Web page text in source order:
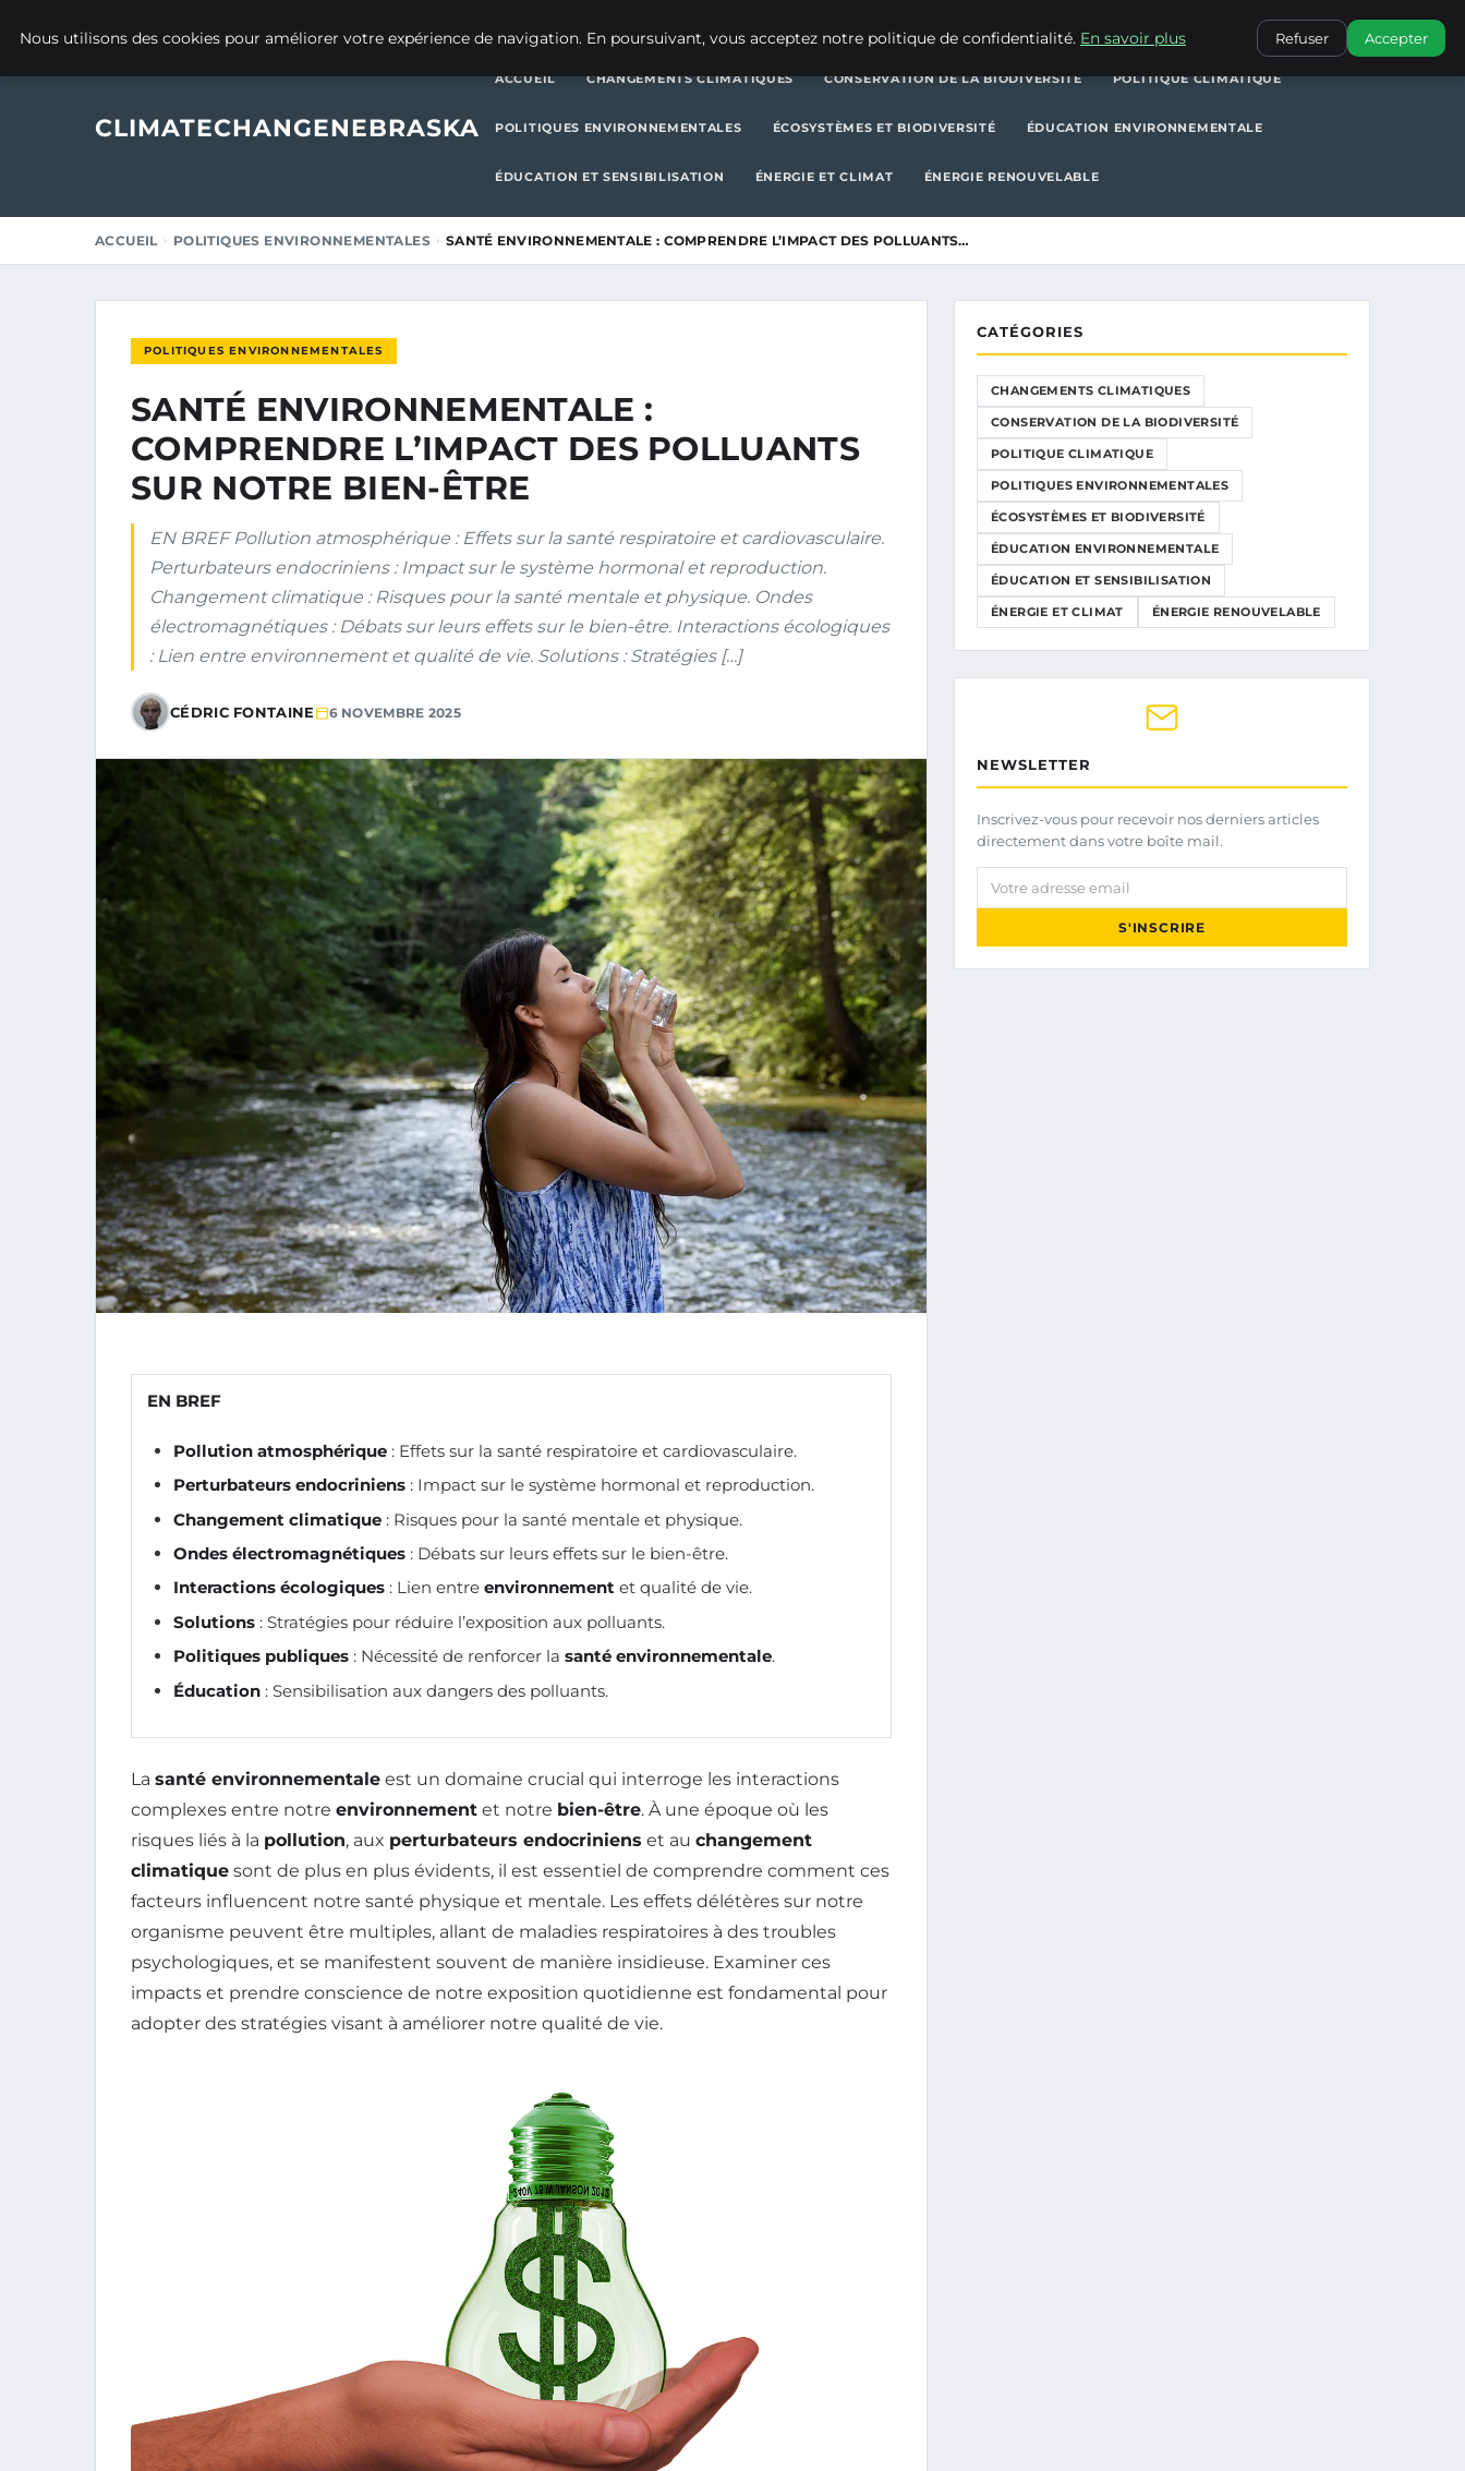
POLITIQUES ENVIRONNEMENTALES
CLIMATECHANGENEBRASKA
ACCUEIL CHANGEMENTS CLIMATIQUES CONSERVATION DE LA BIODIVERSITÉ POLITIQUE CLIMATIQUE
POLITIQUES ENVIRONNEMENTALES ÉCOSYSTÈMES ET BIODIVERSITÉ ÉDUCATION ENVIRONNEMENTALE
ÉDUCATION ET SENSIBILISATION ÉNERGIE ET CLIMAT ÉNERGIE RENOUVELABLE
ACCUEIL POLITIQUES ENVIRONNEMENTALES SANTÉ ENVIRONNEMENTALE : COMPRENDRE L’IMPACT DES POLLUANTS…
POLITIQUES ENVIRONNEMENTALES
SANTÉ ENVIRONNEMENTALE :
COMPRENDRE L’IMPACT DES POLLUANTS
SUR NOTRE BIEN-ÊTRE
EN BREF Pollution atmosphérique : Effets sur la santé respiratoire et cardiovasculaire.
Perturbateurs endocriniens : Impact sur le système hormonal et reproduction.
Changement climatique : Risques pour la santé mentale et physique. Ondes
électromagnétiques : Débats sur leurs effets sur le bien-être. Interactions écologiques
: Lien entre environnement et qualité de vie. Solutions : Stratégies […]
CÉDRIC FONTAINE 6 NOVEMBRE 2025
EN BREF
Pollution atmosphérique : Effets sur la santé respiratoire et cardiovasculaire.
Perturbateurs endocriniens : Impact sur le système hormonal et reproduction.
Changement climatique : Risques pour la santé mentale et physique.
Ondes électromagnétiques : Débats sur leurs effets sur le bien-être.
Interactions écologiques : Lien entre environnement et qualité de vie.
Solutions : Stratégies pour réduire l’exposition aux polluants.
Politiques publiques : Nécessité de renforcer la santé environnementale.
Éducation : Sensibilisation aux dangers des polluants.
La santé environnementale est un domaine crucial qui interroge les interactions
complexes entre notre environnement et notre bien-être. À une époque où les
risques liés à la pollution, aux perturbateurs endocriniens et au changement
climatique sont de plus en plus évidents, il est essentiel de comprendre comment ces
facteurs influencent notre santé physique et mentale. Les effets délétères sur notre
organisme peuvent être multiples, allant de maladies respiratoires à des troubles
psychologiques, et se manifestent souvent de manière insidieuse. Examiner ces
impacts et prendre conscience de notre exposition quotidienne est fondamental pour
adopter des stratégies visant à améliorer notre qualité de vie.
CATÉGORIES
CHANGEMENTS CLIMATIQUES
CONSERVATION DE LA BIODIVERSITÉ
POLITIQUE CLIMATIQUE
POLITIQUES ENVIRONNEMENTALES
ÉCOSYSTÈMES ET BIODIVERSITÉ
ÉDUCATION ENVIRONNEMENTALE
ÉDUCATION ET SENSIBILISATION
ÉNERGIE ET CLIMAT ÉNERGIE RENOUVELABLE
NEWSLETTER
Inscrivez-vous pour recevoir nos derniers articles
directement dans votre boîte mail.
Votre adresse email
S'INSCRIRE
Nous utilisons des cookies pour améliorer votre expérience de navigation. En poursuivant, vous acceptez notre politique de confidentialité. En savoir plus Refuser Accepter